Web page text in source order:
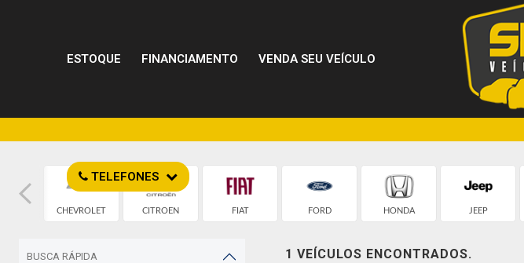
ESTOQUE FINANCIAMENTO VENDA SEU VEÍCULO
TELEFONES
CHEVROLET CITROEN FIAT FORD HONDA JEEP
BUSCA RÁPIDA 1 VEÍCULOS ENCONTRADOS.